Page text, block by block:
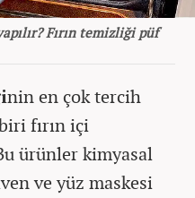
Fırın temizliği püf
nin en çok tercih
fırın içi
ürünler kimyasal
ve yüz maskesi